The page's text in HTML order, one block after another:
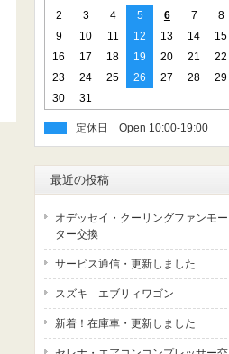
2
3 4 5 6 7
8
9
10 11 12 13 14
15
16
17 18 19 20 21
22
23
24 25 26 27 28
29
30
31
定休日
最近の投稿
オデッセイ・クーリングファンモー
ター交換
サービス通信・更新しました
スズキ エブリィワゴン
新着！在庫車・更新しました